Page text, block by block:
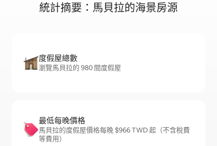
統計摘要：馬貝拉的海景房源
度假屋總數
瀏覽馬貝拉的 980 間度假屋
最低每晚價格
馬貝拉的度假屋價格每晚 $966 TWD 起（不含稅費
等費用）